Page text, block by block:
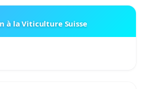
à la Viticulture Suisse